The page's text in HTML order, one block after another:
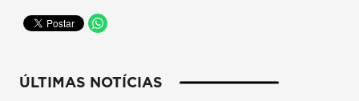
ÚLTIMAS NOTÍCIAS